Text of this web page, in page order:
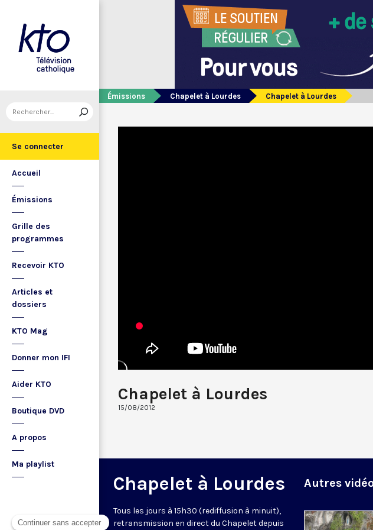
Se connecter
Accueil
Émissions
Grille des
programmes
Recevoir KTO
Articles et
dossiers
KTO Mag
Donner mon IFI
Aider KTO
Boutique DVD
A propos
Ma playlist
Émissions Chapelet à Lourdes Chapelet à Lourdes
Chapelet à Lourdes
15/08/2012
Chapelet à Lourdes
Tous les jours à 15h30 (rediffusion à minuit),
retransmission en direct du Chapelet depuis
Autres